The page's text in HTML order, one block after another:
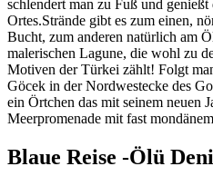
schlendert man zu Fuß und
Ortes.Strände gibt es zum einen,
Bucht, zum anderen natürlich am
malerischen Lagune, die wohl zu
Motiven der Türkei zählt! Folgt
Göcek in der Nordwestecke des
ein Örtchen das mit seinem neuen
Meerpromenade mit fast
Blaue Reise -Ölü